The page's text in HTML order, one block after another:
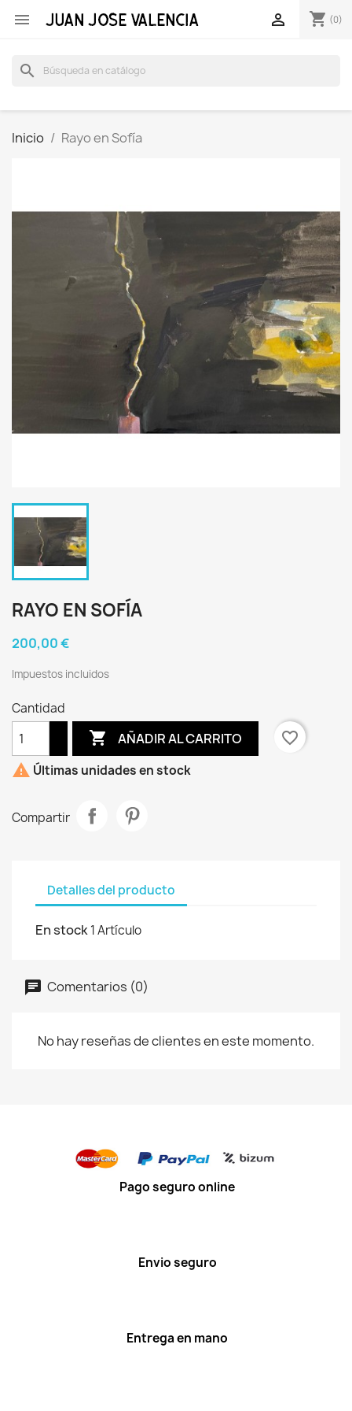
 shopping_cart (0)

search
Inicio Rayo en Sofía
RAYO EN SOFÍA
200,00 €
Impuestos incluidos
Cantidad
 AÑADIR AL CARRITO
favorite_border
 Últimas unidades en stock
Compartir
Detalles del producto
En stock1 Artículo
Comentarios (0)
No hay reseñas de clientes en este momento.
Pago seguro online
Envio seguro
Entrega en mano